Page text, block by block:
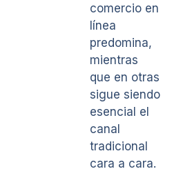
comercio en
línea
predomina,
mientras
que en otras
sigue siendo
esencial el
canal
tradicional
cara a cara.